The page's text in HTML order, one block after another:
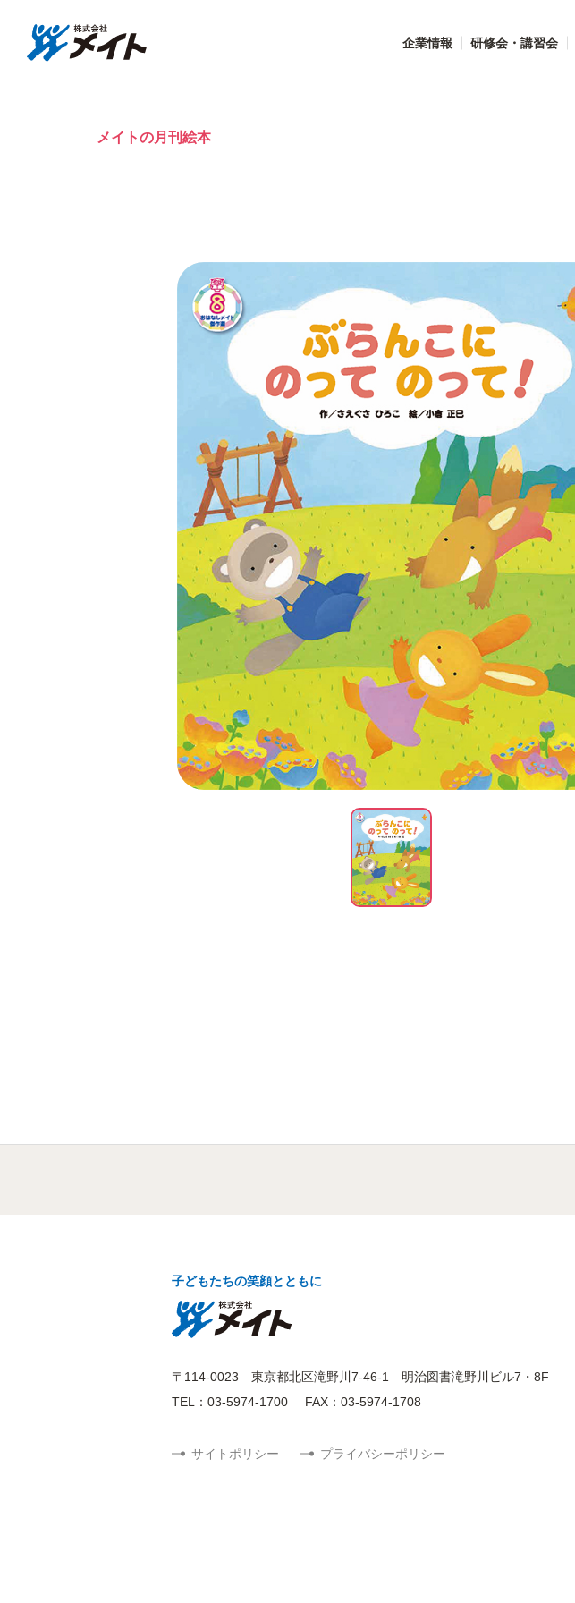
企業情報 研修会・講習会
メイトの月刊絵本
子どもたちの笑顔とともに
〒114-0023 東京都北区滝野川7-46-1 明治図書滝野川ビル7・8F
TEL：03-5974-1700
FAX：03-5974-1708
サイトポリシー プライバシーポリシー